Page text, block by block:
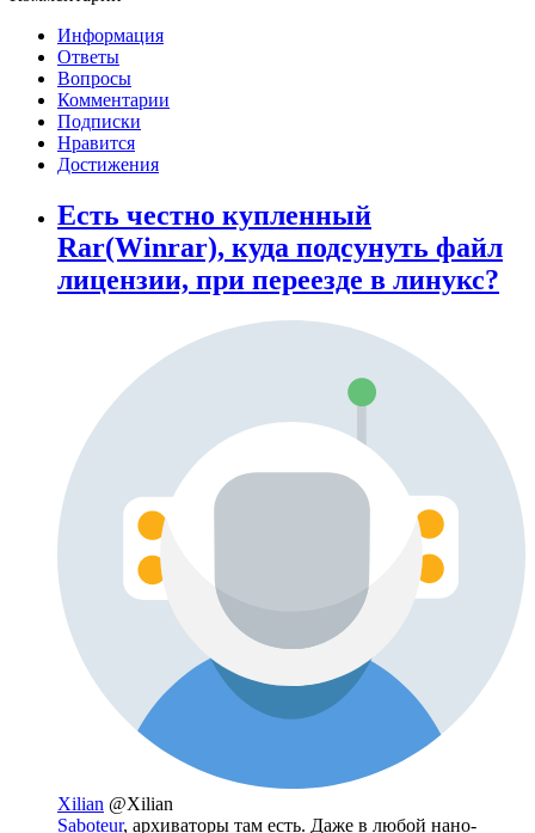
Информация
Ответы
Вопросы
Комментарии
Подписки
Нравится
Достижения
Есть честно купленный
Rar(Winrar), куда подсунуть файл
лицензии, при переезде в линукс?
Xilian @Xilian
Saboteur, архиваторы там есть. Даже в любой нано-